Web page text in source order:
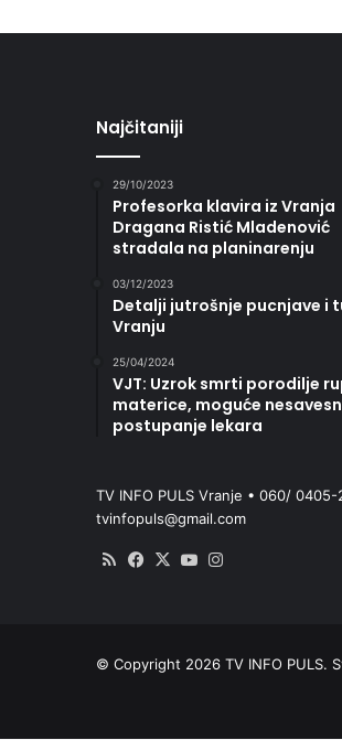
Najčitaniji
29/10/2023
Profesorka klavira iz Vranja
Dragana Ristić Mladenović
stradala na planinarenju
03/12/2023
Detalji jutrošnje pucnjave i
Vranju
25/04/2024
VJT: Uzrok smrti porodilje
materice, moguće
postupanje lekara
TV INFO PULS Vranje • 060/ 0405-
tvinfopuls@gmail.com
RSS Facebook
X YouTube
© Copyright 2026 TV INFO PULS.